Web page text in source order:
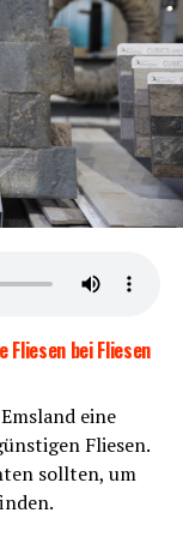
vie­le sor­
Ket­te bedeu­
Flie­sen bei Flie­sen
eine
Flie­sen.
soll­ten, um